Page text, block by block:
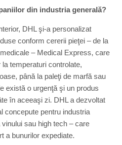
din industria generală?
DHL şi-a personalizat
conform cererii pieţei – de la
– Medical Express, care
temperaturi controlate,
până la paleţi de marfă sau
există o urgenţă şi un produs
în aceeaşi zi. DHL a dezvoltat
concepute pentru industria
sau high tech – care
a bunurilor expediate.